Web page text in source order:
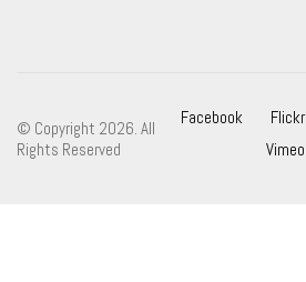
Facebook Flickr
Vimeo
© Copyright 2026. All
Rights Reserved